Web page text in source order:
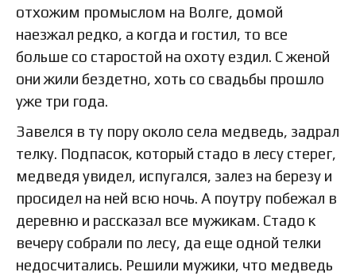
отхожим промыслом на Волге, домой
наезжал редко, а когда и гостил, то все
больше со старостой на охоту ездил. С женой
они жили бездетно, хоть со свадьбы прошло
уже три года.
Завелся в ту пору около села медведь, задрал
телку. Подпасок, который стадо в лесу стерег,
медведя увидел, испугался, залез на березу и
просидел на ней всю ночь. А поутру побежал в
деревню и рассказал все мужикам. Стадо к
вечеру собрали по лесу, да еще одной телки
недосчитались. Решили мужики, что медведь